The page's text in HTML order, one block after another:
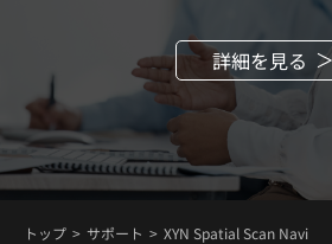
詳細を見る
トップ サポート XYN Spatial Scan Navi